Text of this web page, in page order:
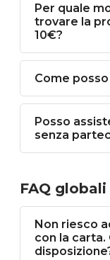
Per quale
trovare la
10€?
Come
Posso
senza
FAQ globali
Non riesco
con la carta.